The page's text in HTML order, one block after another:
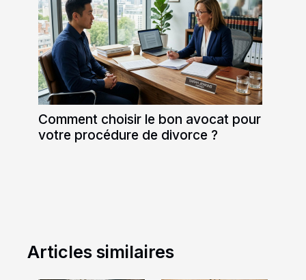
Comment choisir le bon avocat pour
votre procédure de divorce ?
Articles similaires